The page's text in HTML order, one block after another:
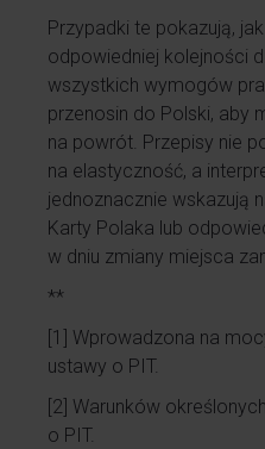
Przypadki te pokazują,
odpowiedniej kolejności
wszystkich wymogów
przenosin do Polski, aby
na powrót. Przepisy nie
na elastyczność, a
jednoznacznie wskazują
Karty Polaka lub
w dniu zmiany miejsca
**
[1] Wprowadzona na
ustawy o PIT.
[2] Warunków
o PIT.